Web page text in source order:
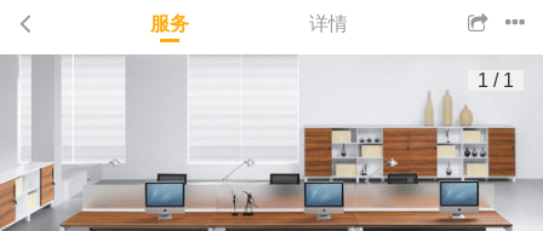
服务 详情
1 / 1